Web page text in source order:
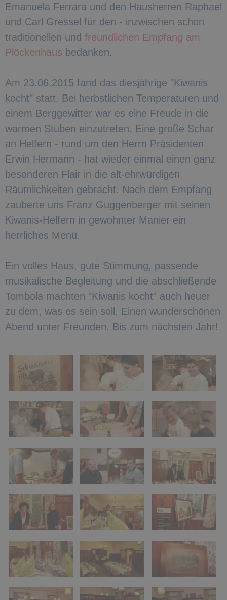
Emanuela Ferrara und den Hausherren Raphael
und Carl Gressel für den - inzwischen schon
traditionellen und freundlichen Empfang am
Plöckenhaus bedanken.
Am 23.06.2015 fand das diesjährige "Kiwanis
kocht" statt. Bei herbstlichen Temperaturen und
einem Berggewitter war es eine Freude in die
warmen Stuben einzutreten. Eine große Schar
an Helfern - rund um den Herrn Präsidenten
Erwin Hermann - hat wieder einmal einen ganz
besonderen Flair in die alt-ehrwürdigen
Räumlichkeiten gebracht. Nach dem Empfang
zauberte uns Franz Guggenberger mit seinen
Kiwanis-Helfern in gewohnter Manier ein
herrliches Menü.
Ein volles Haus, gute Stimmung, passende
musikalische Begleitung und die abschließende
Tombola machten "Kiwanis kocht" auch heuer
zu dem, was es sein soll. Einen wunderschönen
Abend unter Freunden. Bis zum nächsten Jahr!